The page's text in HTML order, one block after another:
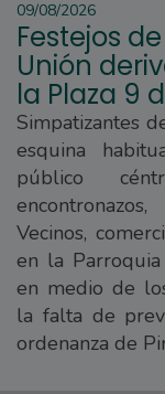
09/08/2026
Festejos
Unión
la Plaza 9
Simpatizantes
esquina
público
Vecinos,
en la
en medio de
la falta de
ordenanza de